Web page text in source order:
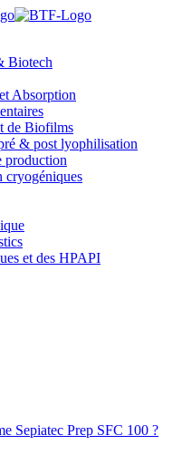
Biotech
Absorption
de Biofilms
& post lyophilisation
production
cryogéniques
et des HPAPI
Sepiatec Prep SFC 100 ?